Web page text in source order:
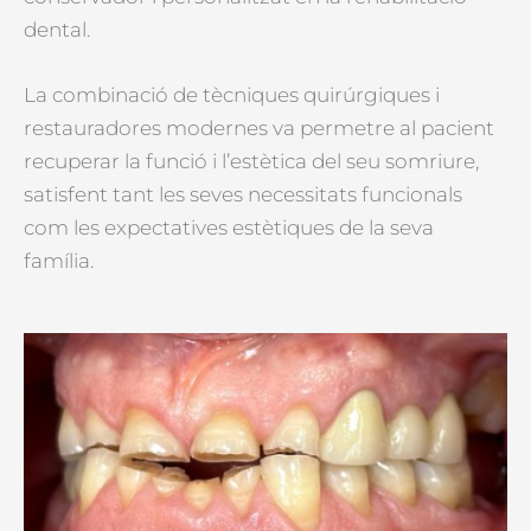
dental.
La combinació de tècniques quirúrgiques i
restauradores modernes va permetre al pacient
recuperar la funció i l’estètica del seu somriure,
satisfent tant les seves necessitats funcionals
com les expectatives estètiques de la seva
família.